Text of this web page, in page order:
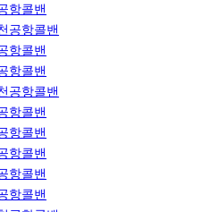
항콜밴
공항콜밴
항콜밴
항콜밴
공항콜밴
항콜밴
항콜밴
항콜밴
항콜밴
항콜밴